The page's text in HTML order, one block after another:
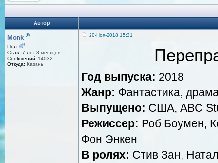
Автор
Monk ®
Пол:
Стаж: 7 лет 8 месяцев
Сообщений: 14032
Откуда: Казань
20-Ноя-2018 15:31
Год выпуска: 2018
Жанр: Фантастика,
Выпущено: США, ABC
Режиссер: Роб Боумен,
Фон Энкен
В ролях: Стив Зан,